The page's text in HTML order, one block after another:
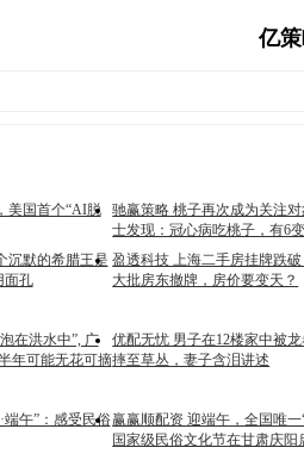
亿
美国首个“AI脱
驰赢策略 桃子再次成为关注
士发现：冠心病吃桃子，有6
沉默的希腊王是
面孔
盈透科技 上海二手房挂牌跌
大批房东撤牌，房价要变天？
在洪水中”, 广
年可能无花可摘
优配无忧 男子在12楼家中被龙
摔至草丛，妻子含泪讲述
端午”：感受民俗赢赢顺配资 迎端午，全国唯一
国家级民俗文化节在甘肃庆阳